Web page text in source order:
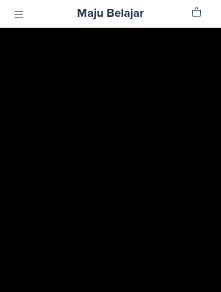
Maju Belajar